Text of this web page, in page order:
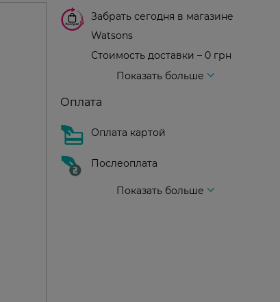
Забрать сегодня в магазине
Watsons
Стоимость доставки – 0 грн
Показать больше
Оплата
Оплата картой
Послеоплата
Показать больше